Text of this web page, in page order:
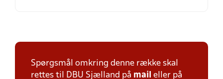
Spørgsmål omkring denne række skal
rettes til DBU Sjælland på mail eller på